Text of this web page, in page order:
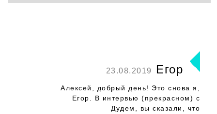
23.08.2019 Егор
Алексей, добрый день! Это снова я,
Егор. В интервью (прекрасном) с
Дудем, вы сказали, что